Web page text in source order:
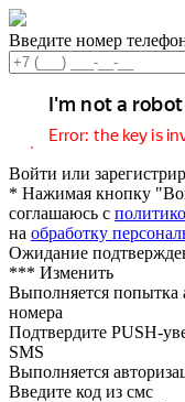
Введите номер
Войти или
* Нажимая кнопку
соглашаюсь с
на обработку
Ожидание
*** Изменить
Выполняется попытка
номера
Подтвердите PUSH-
SMS
Выполняется
Введите код из смс